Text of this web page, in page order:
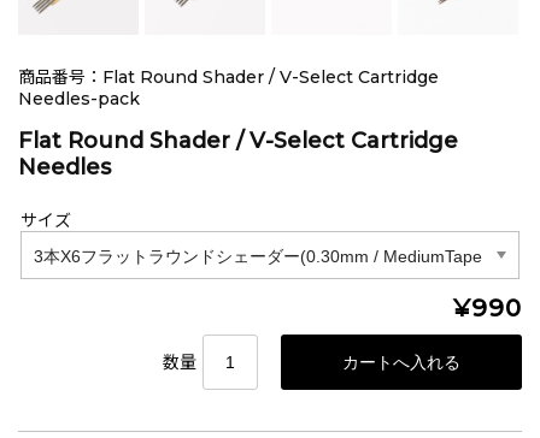
商品番号：Flat Round Shader / V-Select Cartridge
Needles-pack
Flat Round Shader / V-Select Cartridge
Needles
サイズ
¥990
数量